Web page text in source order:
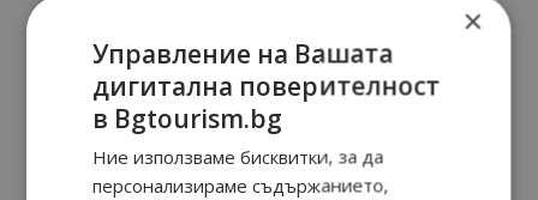
×
Управление на Вашата
дигитална поверителност
в Bgtourism.bg
Ние използваме бисквитки, за да
персонализираме съдържанието,